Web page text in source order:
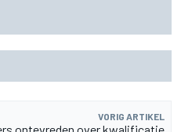
VORIG ARTIKEL